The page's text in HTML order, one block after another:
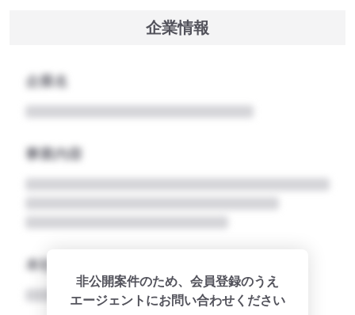
企業情報
企業名
事業内容
本社所在地名
非公開案件のため、会員登録のうえ
エージェントにお問い合わせください